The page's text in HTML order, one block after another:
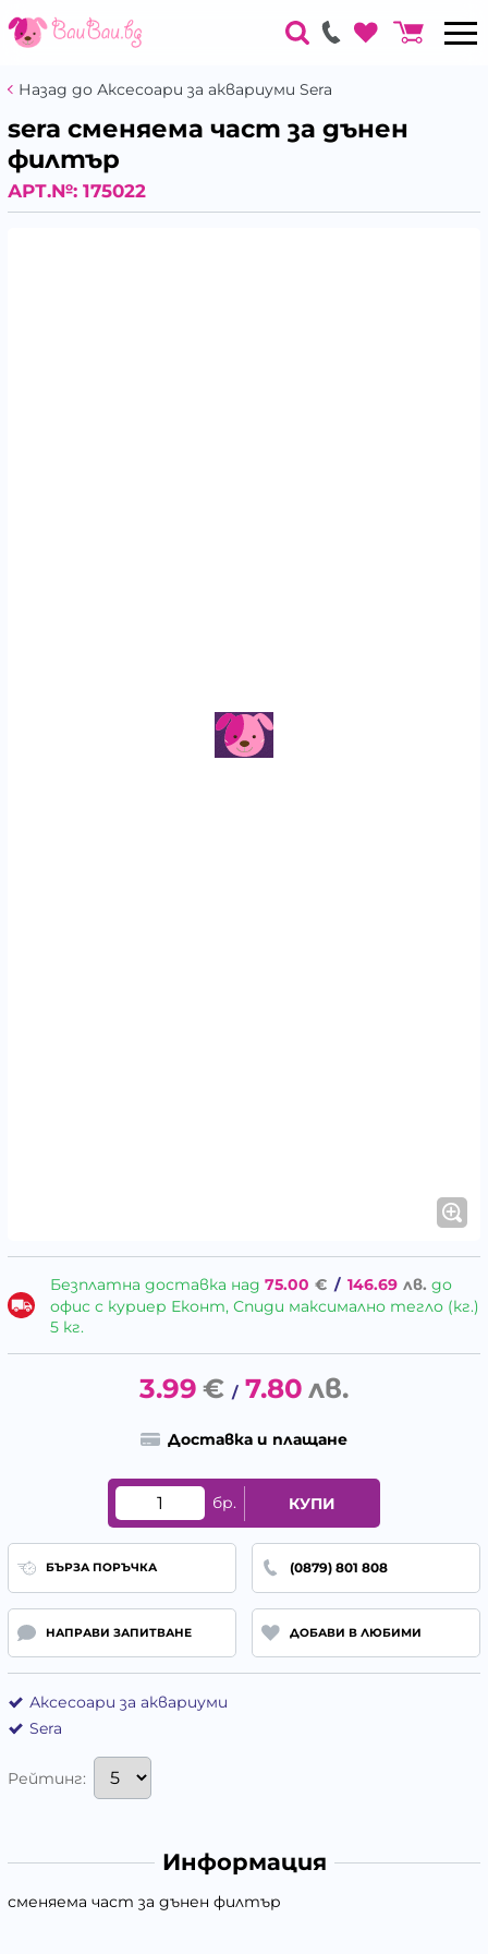
Назад до Аксесоари за аквариуми Sera
sera сменяема част за дънен
филтър
АРТ.№: 175022
Безплатна доставка над 75.00 € / 146.69 лв. до
офис с куриер Еконт, Спиди максимално тегло (кг.)
5 кг.
3.99 € / 7.80 лв.
Доставка и плащане
бр. КУПИ
БЪРЗА ПОРЪЧКА (0879) 801 808
НАПРАВИ ЗАПИТВАНЕ ДОБАВИ В ЛЮБИМИ
Аксесоари за аквариуми
Sera
Рейтинг:
Информация
сменяема част за дънен филтър